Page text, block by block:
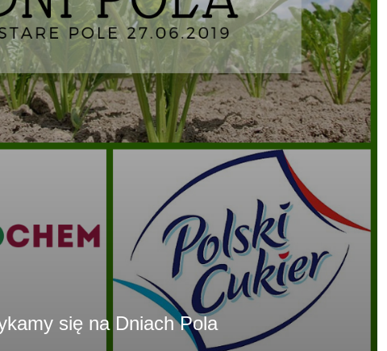
się na Dniach Pola